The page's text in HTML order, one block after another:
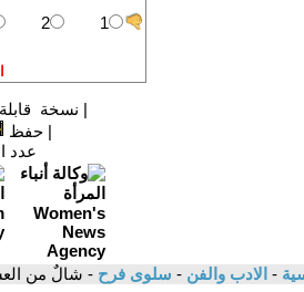
| نسخة
|حفظ
عدد
- الادب والفن - سلوى فرح - شالٌ من